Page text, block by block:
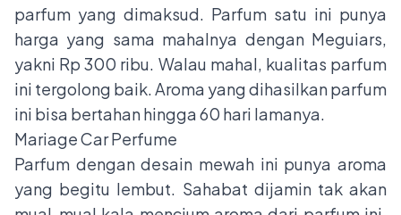
parfum yang dimaksud. Parfum satu ini punya
harga yang sama mahalnya dengan Meguiars,
yakni Rp 300 ribu. Walau mahal, kualitas parfum
ini tergolong baik. Aroma yang dihasilkan parfum
ini bisa bertahan hingga 60 hari lamanya.
Mariage Car Perfume
Parfum dengan desain mewah ini punya aroma
yang begitu lembut. Sahabat dijamin tak akan